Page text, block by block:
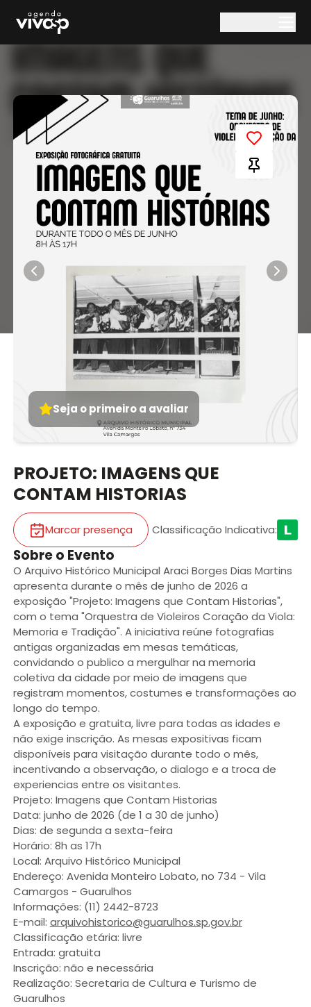
Seja o primeiro a avaliar
PROJETO: IMAGENS QUE
CONTAM HISTORIAS
Marcar presença Classificação Indicativa:
Sobre o Evento
O Arquivo Histórico Municipal Araci Borges Dias Martins
apresenta durante o mês de junho de 2026 a
exposição "Projeto: Imagens que Contam Historias",
com o tema "Orquestra de Violeiros Coração da Viola:
Memoria e Tradição". A iniciativa reúne fotografias
antigas organizadas em mesas temáticas,
convidando o publico a mergulhar na memoria
coletiva da cidade por meio de imagens que
registram momentos, costumes e transformações ao
longo do tempo.
A exposição e gratuita, livre para todas as idades e
não exige inscrição. As mesas expositivas ficam
disponíveis para visitação durante todo o mês,
incentivando a observação, o dialogo e a troca de
experiencias entre os visitantes.
Projeto: Imagens que Contam Historias
Data: junho de 2026 (de 1 a 30 de junho)
Dias: de segunda a sexta-feira
Horário: 8h as 17h
Local: Arquivo Histórico Municipal
Endereço: Avenida Monteiro Lobato, no 734 - Vila
Camargos - Guarulhos
Informações: (11) 2442-8723
E-mail: arquivohistorico@guarulhos.sp.gov.br
Classificação etária: livre
Entrada: gratuita
Inscrição: não e necessária
Realização: Secretaria de Cultura e Turismo de
Guarulhos